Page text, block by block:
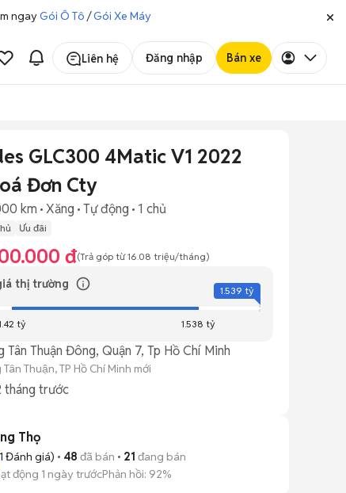
ngayGói Ô Tô /Gói Xe Máy
Liên hệ Đăng nhập Bán xe
GLC300 4Matic V1 2022
Đơn Cty
km Xăng Tự động 1 chủ
Ưu đãi
đ(Trả góp từ16.08 triệu/tháng)
thị trường
tỷ 1.538 tỷ
1.539 tỷ
Tân Thuận Đông, Quận 7, Tp Hồ Chí Minh
Thuận, TP Hồ Chí Minh mới
tháng trước
Thọ
1 Đánh giá) 48 đã bán 21 đang bán
động 1 ngày trướcPhản hồi: 92%